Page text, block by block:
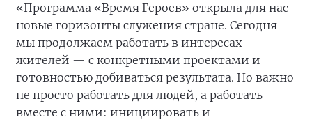
«Программа «Время Героев» открыла для нас
новые горизонты служения стране. Сегодня
мы продолжаем работать в интересах
жителей — с конкретными проектами и
готовностью добиваться результата. Но важно
не просто работать для людей, а работать
вместе с ними: инициировать и